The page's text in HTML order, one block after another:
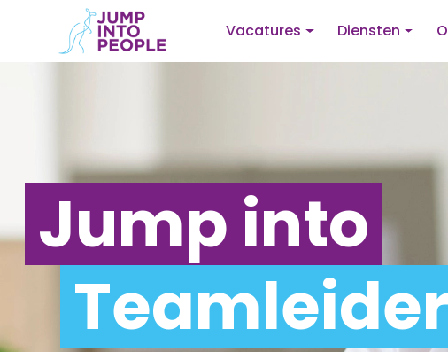
Vacatures Diensten
Jump into